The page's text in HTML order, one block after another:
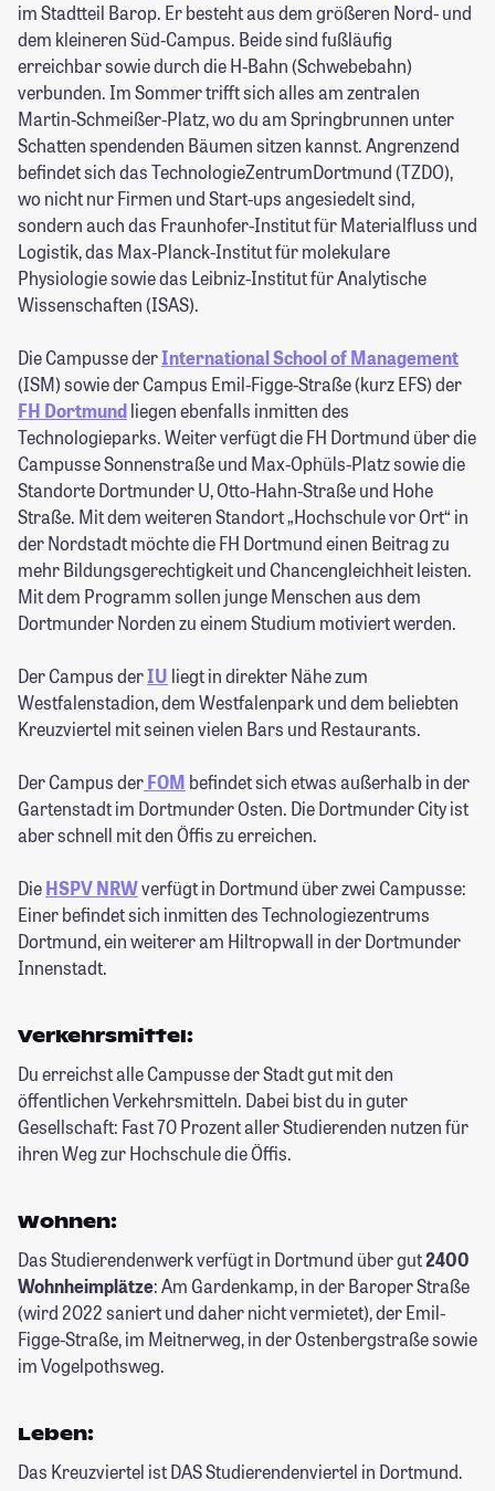
im Stadtteil Barop. Er besteht aus dem größeren Nord- und
dem kleineren Süd-Campus. Beide sind fußläufig
erreichbar sowie durch die H-Bahn (Schwebebahn)
verbunden. Im Sommer trifft sich alles am zentralen
Martin-Schmeißer-Platz, wo du am Springbrunnen unter
Schatten spendenden Bäumen sitzen kannst. Angrenzend
befindet sich das TechnologieZentrumDortmund (TZDO),
wo nicht nur Firmen und Start-ups angesiedelt sind,
sondern auch das Fraunhofer-Institut für Materialfluss und
Logistik, das Max-Planck-Institut für molekulare
Physiologie sowie das Leibniz-Institut für Analytische
Wissenschaften (ISAS).
Die Campusse derInternational School of Management
(ISM) sowie der Campus Emil-Figge-Straße (kurz EFS) der
FH Dortmundliegen ebenfalls inmitten des
Technologieparks. Weiter verfügt die FH Dortmund über die
Campusse Sonnenstraße und Max-Ophüls-Platz sowie die
Standorte Dortmunder U, Otto-Hahn-Straße und Hohe
Straße. Mit dem weiteren Standort „Hochschule vor Ort“ in
der Nordstadt möchte die FH Dortmund einen Beitrag zu
mehr Bildungsgerechtigkeit und Chancengleichheit leisten.
Mit dem Programm sollen junge Menschen aus dem
Dortmunder Norden zu einem Studium motiviert werden.
Der Campus derIU liegt in direkter Nähe zum
Westfalenstadion, dem Westfalenpark und dem beliebten
Kreuzviertel mit seinen vielen Bars und Restaurants.
Der Campus derFOM befindet sich etwas außerhalb in der
Gartenstadt im Dortmunder Osten. Die Dortmunder City ist
aber schnell mit den Öffis zu erreichen.
DieHSPV NRWverfügt in Dortmund über zwei Campusse:
Einer befindet sich inmitten des Technologiezentrums
Dortmund, ein weiterer am Hiltropwall in der Dortmunder
Innenstadt.
Verkehrsmittel:
Du erreichst alle Campusse der Stadt gut mit den
öffentlichen Verkehrsmitteln. Dabei bist du in guter
Gesellschaft: Fast 70 Prozent aller Studierenden nutzen für
ihren Weg zur Hochschule die Öffis.
Wohnen:
Das Studierendenwerk verfügt in Dortmund über gut2400
Wohnheimplätze: Am Gardenkamp, in der Baroper Straße
(wird 2022 saniert und daher nicht vermietet), der Emil-
Figge-Straße, im Meitnerweg, in der Ostenbergstraße sowie
im Vogelpothsweg.
Leben:
Das Kreuzviertel ist DAS Studierendenviertel in Dortmund.